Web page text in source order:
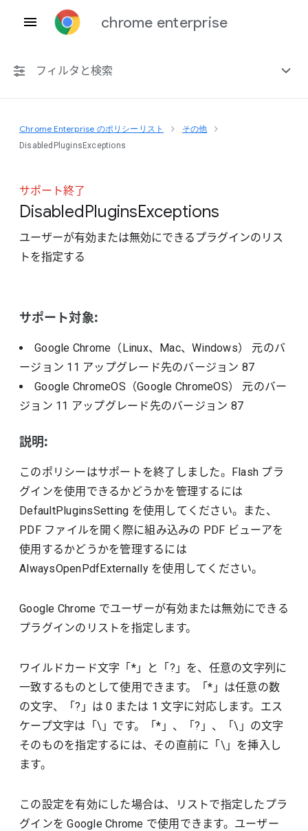
chrome enterprise
フィルタと検索
プラットフォーム共通
非推奨ポリシーを含める
Chrome Enterprise のポリシーリスト その他
DisabledPluginsExceptions
サポート終了
DisabledPluginsExceptions
ユーザーが有効または無効にできるプラグインのリス
トを指定する
サポート対象:
Google Chrome（Linux、Mac、Windows） 元のバ
ージョン 11 アップグレード先のバージョン 87
Google ChromeOS（Google ChromeOS） 元のバー
ジョン 11 アップグレード先のバージョン 87
説明:
このポリシーはサポートを終了しました。Flash プラ
グインを使用できるかどうかを管理するには
DefaultPluginsSetting を使用してください。また、
PDF ファイルを開く際に組み込みの PDF ビューアを
使用するかどうかを管理するには
AlwaysOpenPdfExternally を使用してください。
Google Chrome でユーザーが有効または無効にできる
プラグインのリストを指定します。
ワイルドカード文字「*」と「?」を、任意の文字列に
一致するものとして使用できます。「*」は任意の数
の文字、「?」は 0 または 1 文字に対応します。エス
ケープ文字は「\」です。「*」、「?」、「\」の文字
そのものを指定するには、その直前に「\」を挿入し
ます。
この設定を有効にした場合は、リストで指定したプラ
グインを Google Chrome で使用できます。ユーザー